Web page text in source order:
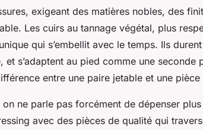
exigeant des matières nobles, des
Les cuirs au tannage végétal, plus
qui s’embellit avec le temps. Ils
et s’adaptent au pied comme une seconde
entre une paire jetable et une pièce
on ne parle pas forcément de dépenser
avec des pièces de qualité qui